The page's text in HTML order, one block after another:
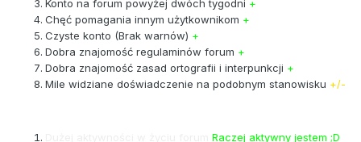
Konto na forum powyżej dwóch tygodni +
Chęć pomagania innym użytkownikom +
Czyste konto (Brak warnów) +
Dobra znajomość regulaminów forum +
Dobra znajomość zasad ortografii i interpunkcji +
Mile widziane doświadczenie na podobnym stanowisku +/-
Raczej aktywny jestem ;D